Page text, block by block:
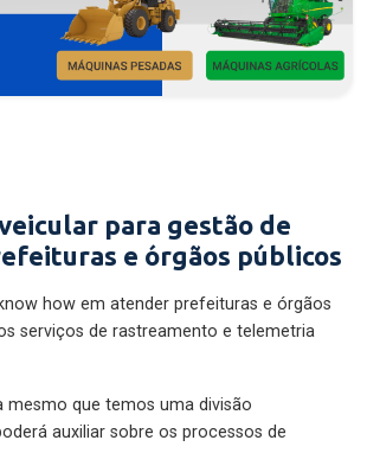
para gestão de
e órgãos públicos
how em atender prefeituras e órgãos
serviços de rastreamento e telemetria
mesmo que temos uma divisão
auxiliar sobre os processos de